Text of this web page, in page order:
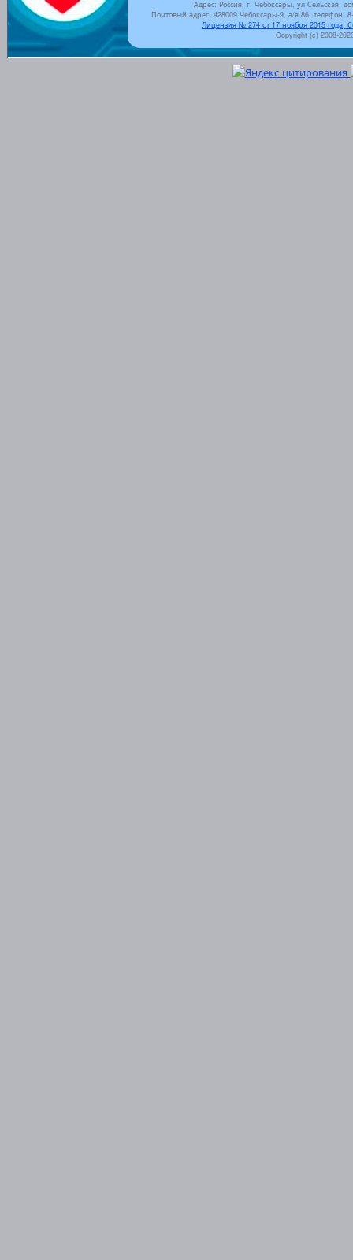
Адрес: Россия, г. Чебоксары, ул Сельская,
Почтовый адрес: 428009 Чебоксары-9, а/я 86, телефон:
Лицензия № 274 от 17 ноября 2015 года,
Copyright (c) 2008-